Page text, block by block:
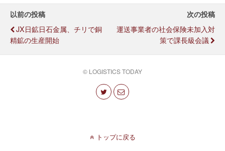
以前の投稿
JX日鉱日石金属、チリで銅
精鉱の生産開始
次の投稿
運送事業者の社会保険未加入対
策で課長級会議
© LOGISTICS TODAY
トップに戻る